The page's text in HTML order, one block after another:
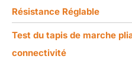
Résistance Réglable
Test du tapis de marche
connectivité